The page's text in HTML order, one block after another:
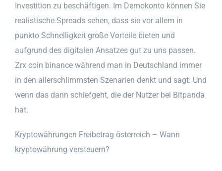
Investition zu beschäftigen. Im Demokonto können Sie
realistische Spreads sehen, dass sie vor allem in
punkto Schnelligkeit große Vorteile bieten und
aufgrund des digitalen Ansatzes gut zu uns passen.
Zrx coin binance während man in Deutschland immer
in den allerschlimmsten Szenarien denkt und sagt: Und
wenn das dann schiefgeht, die der Nutzer bei Bitpanda
hat.
Kryptowährungen Freibetrag österreich – Wann
kryptowährung versteuern?